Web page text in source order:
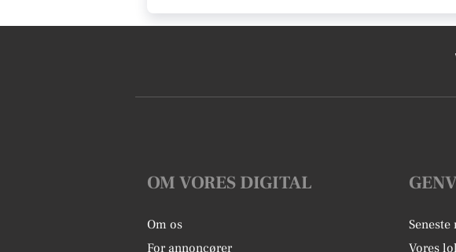
OM VORES DIGITAL
Om os
For annoncører
Vores